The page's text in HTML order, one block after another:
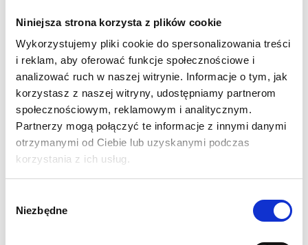
Niniejsza strona korzysta z plików cookie
Wykorzystujemy pliki cookie do spersonalizowania treści
i reklam, aby oferować funkcje społecznościowe i
analizować ruch w naszej witrynie. Informacje o tym, jak
korzystasz z naszej witryny, udostępniamy partnerom
społecznościowym, reklamowym i analitycznym.
Partnerzy mogą połączyć te informacje z innymi danymi
otrzymanymi od Ciebie lub uzyskanymi podczas
korzystania z ich usług.
zgody
Niezbędne
rozwiązanie dla każdego wydarzenia, zwłaszcza dla małych i
średnich stoisk wystawienniczych. System ramowy Vector z
poszyciem z naciągniętej tkaniny jest skalowalny,
rekonfigurowalny i niezwykle mobilny dzięki gamie
standardowych modułów dostępnych w kilku kształtach i
rozmiarach.
W skład zestawu wchodzą:dwa moduły 200 cm, moduł
zaplecza z drzwiami, dwie stopy satabilizujące, dedykowane
torby transportowe.Podłoga nie jest elementem wyposażenia i